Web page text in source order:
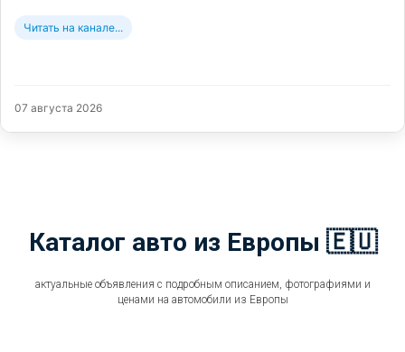
Читать на канале...
07 августа 2026
Каталог авто из Европы 🇪🇺
актуальные объявления с подробным описанием, фотографиями и
ценами на автомобили из Европы